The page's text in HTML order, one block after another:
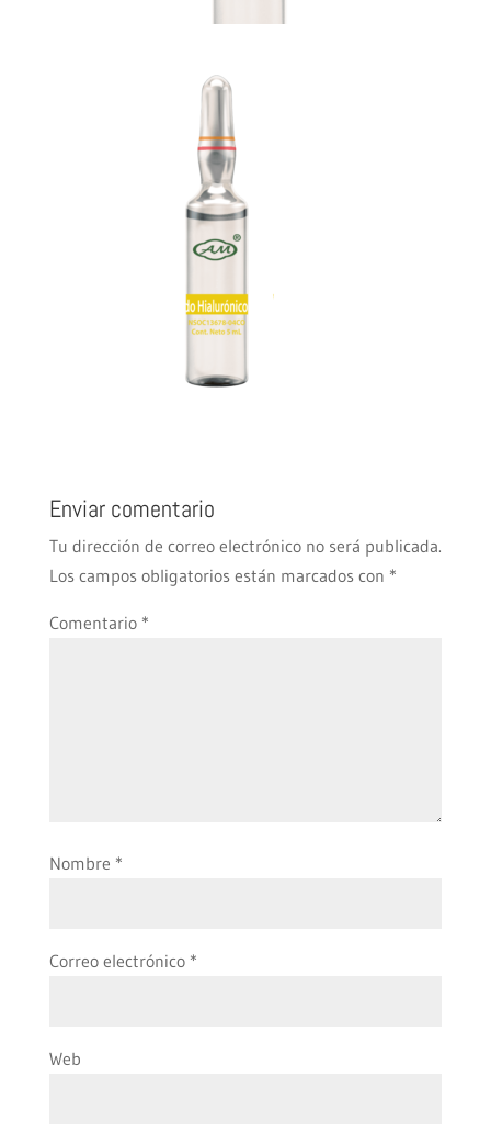
Enviar comentario
Tu dirección de correo electrónico no será publicada.
Los campos obligatorios están marcados con *
Comentario *
Nombre *
Correo electrónico *
Web